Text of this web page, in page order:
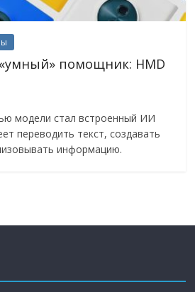
помощник: HMD
модели стал встроенный ИИ
переводить текст, создавать
информацию.